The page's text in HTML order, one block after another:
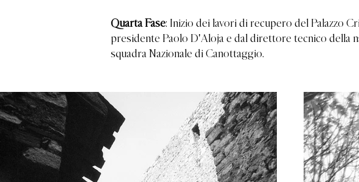
Quarta Fase: Inizio dei lavori di recupero del Palazzo
presidente Paolo D'Aloja e dal direttore tecnico della
squadra Nazionale di Canottaggio.